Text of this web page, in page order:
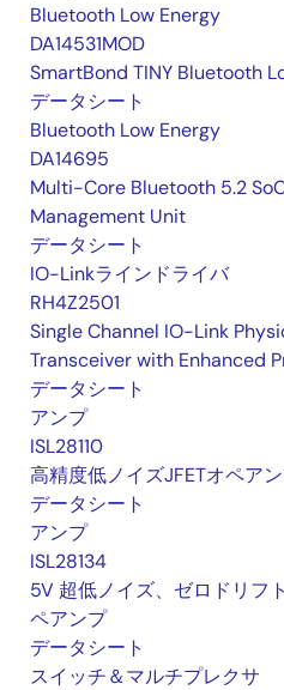
Bluetooth Low Energy
DA14531MOD
SmartBond TINY Bluetooth
データシート
Bluetooth Low Energy
DA14695
Multi-Core Bluetooth 5.2
Management Unit
データシート
IO-Linkラインドライバ
RH4Z2501
Single Channel IO-Link
Transceiver with Enhanced
データシート
アンプ
ISL28110
高精度低ノイズJFETオペア
データシート
アンプ
ISL28134
5V 超低ノイズ、ゼロドリフ
ペアンプ
データシート
スイッチ＆マルチプレクサ